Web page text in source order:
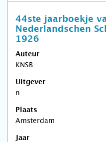
44ste jaarboekje
Nederlandschen
1926
Auteur
KNSB
Uitgever
n
Plaats
Amsterdam
Jaar